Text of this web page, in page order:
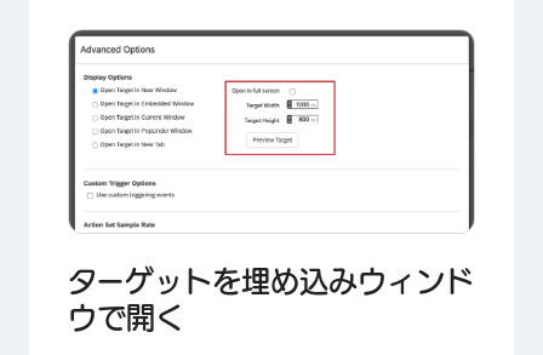
ターゲットを埋め込みウィンド
ウで開く